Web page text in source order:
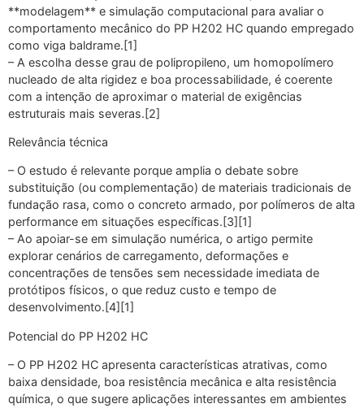
**modelagem** e simulação computacional para avaliar o
comportamento mecânico do PP H202 HC quando empregado
como viga baldrame.[1]
– A escolha desse grau de polipropileno, um homopolímero
nucleado de alta rigidez e boa processabilidade, é coerente
com a intenção de aproximar o material de exigências
estruturais mais severas.[2]
Relevância técnica
– O estudo é relevante porque amplia o debate sobre
substituição (ou complementação) de materiais tradicionais de
fundação rasa, como o concreto armado, por polímeros de alta
performance em situações específicas.[3][1]
– Ao apoiar-se em simulação numérica, o artigo permite
explorar cenários de carregamento, deformações e
concentrações de tensões sem necessidade imediata de
protótipos físicos, o que reduz custo e tempo de
desenvolvimento.[4][1]
Potencial do PP H202 HC
– O PP H202 HC apresenta características atrativas, como
baixa densidade, boa resistência mecânica e alta resistência
química, o que sugere aplicações interessantes em ambientes